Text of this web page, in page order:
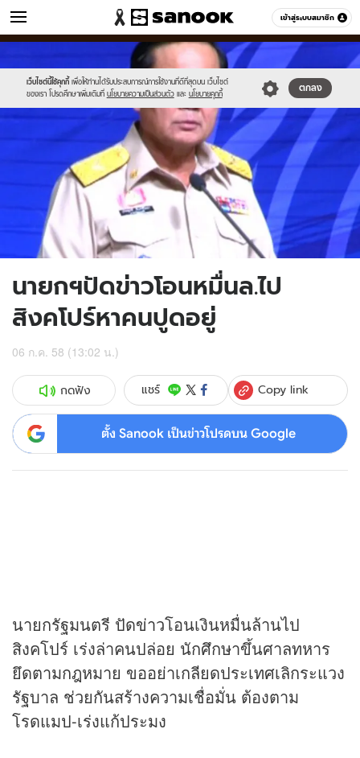
เข้าสู่ระบบสมาชิก
ข่าว หมวดอื่นๆ
เว็บไซต์นี้ใช้คุกกี้ เพื่อให้ท่านได้รับประสบการณ์การใช้งานที่ดีที่สุดบน เว็บไซต์
ของเรา โปรดศึกษาเพิ่มเติมที่ นโยบายความเป็นส่วนตัว และ นโยบายคุกกี้
ตกลง
//s.isanook.com/sr/0/images/logo-
new-
sanook.png
//s.isanook.com/ns/0/ud/364/1824638/629834-
01.jpg
นายกฯปัดข่าวโอนหมื่นล.ไป
สิงคโปร์หาคนปูดอยู่
06 ก.ค. 58 (13:02 น.)
กดฟัง แชร์ Copy link
ตั้ง Sanook เป็นข่าวโปรดบน Google
นายกรัฐมนตรี ปัดข่าวโอนเงินหมื่นล้านไป
สิงคโปร์ เร่งล่าคนปล่อย นักศึกษาขึ้นศาลทหาร
ยึดตามกฎหมาย ขออย่าเกลียดประเทศเลิกระแวง
รัฐบาล ช่วยกันสร้างความเชื่อมั่น ต้องตาม
โรดแมป-เร่งแก้ประมง